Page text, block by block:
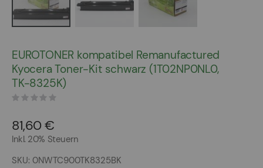
der
Bildergalerie
springen
EUROTONER kompatibel Remanufactured
Kyocera Toner-Kit schwarz (1T02NP0NL0,
TK-8325K)
81,60 €
Inkl. 20% Steuern
SKU 0NWTC900TK8325BK